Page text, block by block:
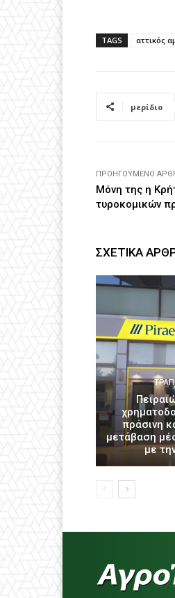
TAGS αττικός
μερίδιο
ΠΡΟΗΓΟΎΜΕΝΟ
Μόνη της η
τυροκομικών
ΣΧΕΤΙΚΑ
πράσινη
μετάβαση
με